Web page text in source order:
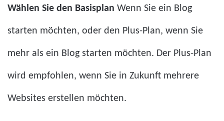
Wählen Sie den Basisplan Wenn Sie ein Blog
starten möchten, oder den Plus-Plan, wenn Sie
mehr als ein Blog starten möchten. Der Plus-Plan
wird empfohlen, wenn Sie in Zukunft mehrere
Websites erstellen möchten.